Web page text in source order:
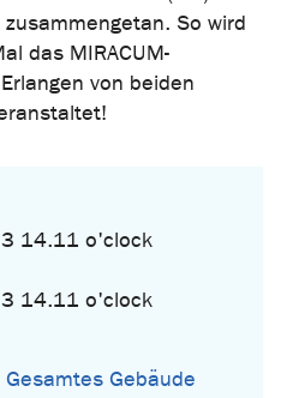
zusammengetan. So wird
das MIRACUM-
von beiden
14.11 o'clock
14.11 o'clock
Gebäude